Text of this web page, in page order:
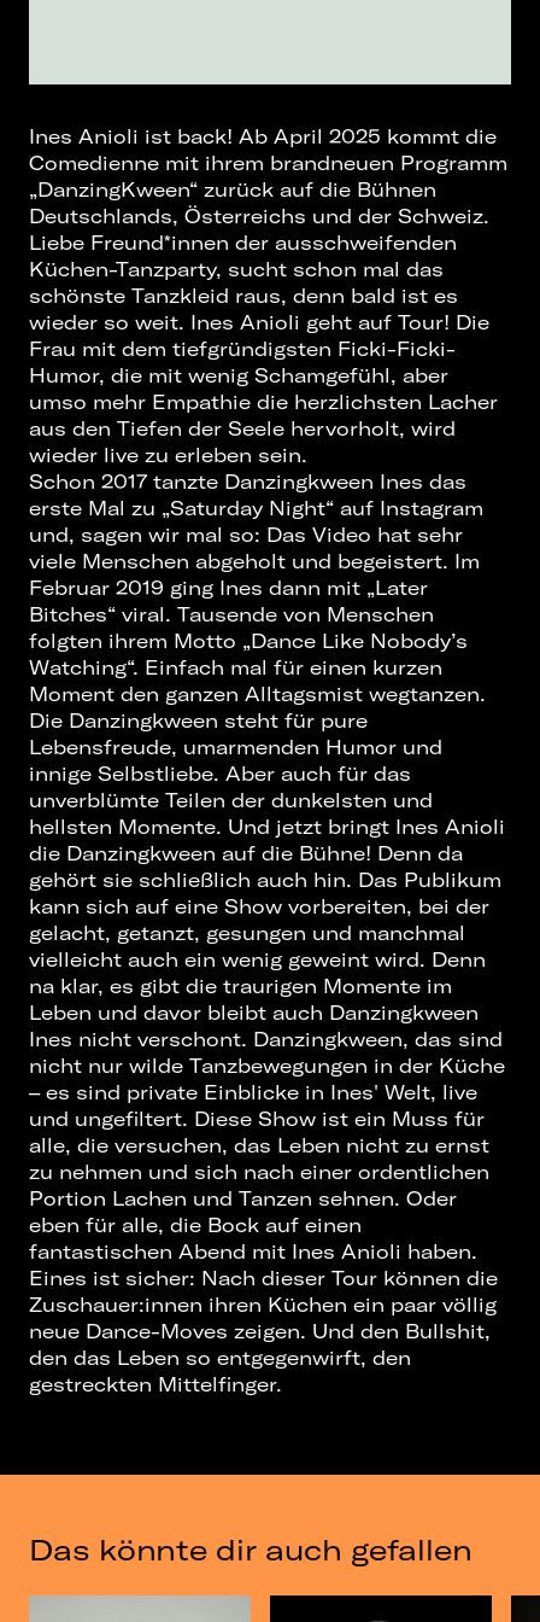
Ines Anioli ist back! Ab April 2025 kommt die
Comedienne mit ihrem brandneuen Programm
„DanzingKween“ zurück auf die Bühnen
Deutschlands, Österreichs und der Schweiz.
Liebe Freund*innen der ausschweifenden
Küchen-Tanzparty, sucht schon mal das
schönste Tanzkleid raus, denn bald ist es
wieder so weit. Ines Anioli geht auf Tour! Die
Frau mit dem tiefgründigsten Ficki-Ficki-
Humor, die mit wenig Schamgefühl, aber
umso mehr Empathie die herzlichsten Lacher
aus den Tiefen der Seele hervorholt, wird
wieder live zu erleben sein.
Schon 2017 tanzte Danzingkween Ines das
erste Mal zu „Saturday Night“ auf Instagram
und, sagen wir mal so: Das Video hat sehr
viele Menschen abgeholt und begeistert. Im
Februar 2019 ging Ines dann mit „Later
Bitches“ viral. Tausende von Menschen
folgten ihrem Motto „Dance Like Nobody’s
Watching“. Einfach mal für einen kurzen
Moment den ganzen Alltagsmist wegtanzen.
Die Danzingkween steht für pure
Lebensfreude, umarmenden Humor und
innige Selbstliebe. Aber auch für das
unverblümte Teilen der dunkelsten und
hellsten Momente. Und jetzt bringt Ines Anioli
die Danzingkween auf die Bühne! Denn da
gehört sie schließlich auch hin. Das Publikum
kann sich auf eine Show vorbereiten, bei der
gelacht, getanzt, gesungen und manchmal
vielleicht auch ein wenig geweint wird. Denn
na klar, es gibt die traurigen Momente im
Leben und davor bleibt auch Danzingkween
Ines nicht verschont. Danzingkween, das sind
nicht nur wilde Tanzbewegungen in der Küche
– es sind private Einblicke in Ines' Welt, live
und ungefiltert. Diese Show ist ein Muss für
alle, die versuchen, das Leben nicht zu ernst
zu nehmen und sich nach einer ordentlichen
Portion Lachen und Tanzen sehnen. Oder
eben für alle, die Bock auf einen
fantastischen Abend mit Ines Anioli haben.
Eines ist sicher: Nach dieser Tour können die
Zuschauer:innen ihren Küchen ein paar völlig
neue Dance-Moves zeigen. Und den Bullshit,
den das Leben so entgegenwirft, den
gestreckten Mittelfinger.
Das könnte dir auch gefallen